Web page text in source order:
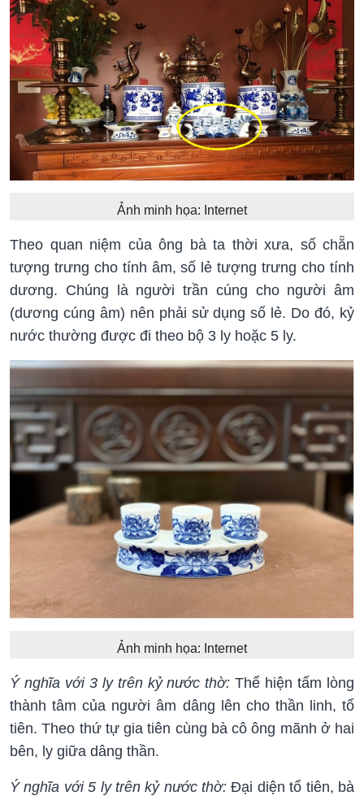
Ảnh minh họa: Internet
Theo quan niệm của ông bà ta thời xưa, số chẵn
tượng trưng cho tính âm, số lẻ tượng trưng cho tính
dương. Chúng là người trần cúng cho người âm
(dương cúng âm) nên phải sử dụng số lẻ. Do đó, kỷ
nước thường được đi theo bộ 3 ly hoặc 5 ly.
Ảnh minh họa: Internet
Ý nghĩa với 3 ly trên kỷ nước thờ: Thể hiện tấm lòng
thành tâm của người âm dâng lên cho thần linh, tổ
tiên. Theo thứ tự gia tiên cùng bà cô ông mãnh ở hai
bên, ly giữa dâng thần.
Ý nghĩa với 5 ly trên kỷ nước thờ: Đại diện tổ tiên, bà